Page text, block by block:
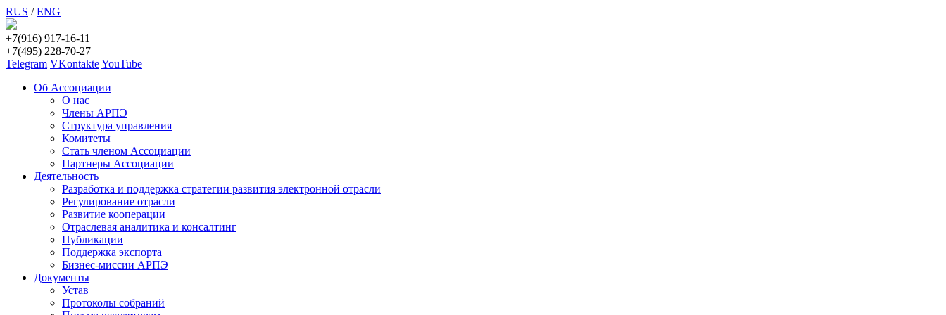
RUS /ENG
+7(916) 917-16-11
+7(495) 228-70-27
Telegram VKontakteYouTube
Об Ассоциации
О нас
Члены АРПЭ
Структура управления
Комитеты
Стать членом Ассоциации
Партнеры Ассоциации
Деятельность
Разработка и поддержка стратегии развития электронной отрасли
Регулирование отрасли
Развитие кооперации
Отраслевая аналитика и консалтинг
Публикации
Поддержка экспорта
Бизнес-миссии АРПЭ
Документы
Устав
Протоколы собраний